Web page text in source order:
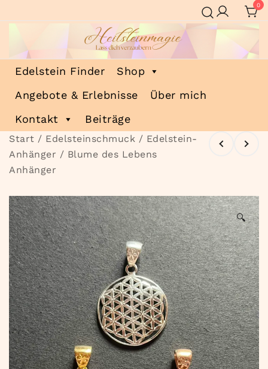
Inhalt
0
Heilsteinmagie
Lass dich verzaubern
Edelstein Finder
Shop
Angebote & Erlebnisse
Über mich
Kontakt
Beiträge
Start / Edelsteinschmuck / Edelstein-
Anhänger / Blume des Lebens
Anhänger
🔍